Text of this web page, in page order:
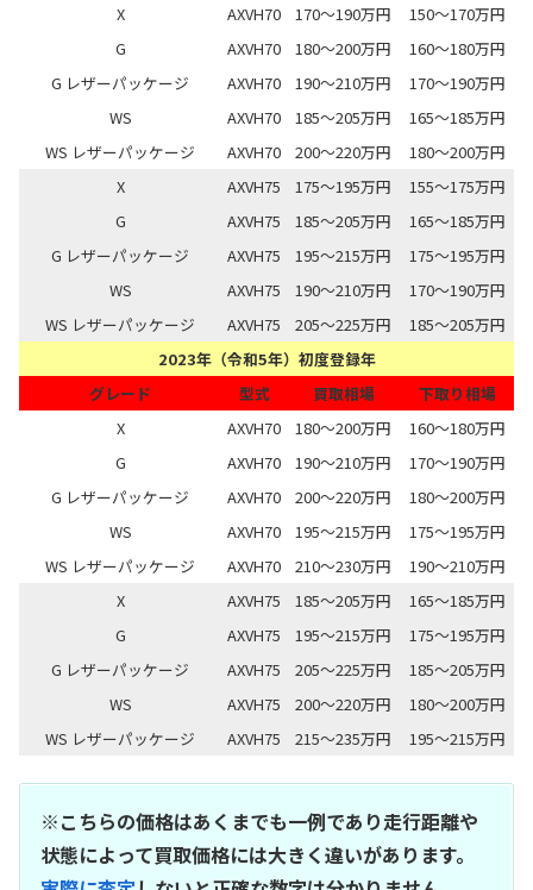
X
AXVH70 170～190万円
150～170万円
G
AXVH70 180～200万円
160～180万円
G レザーパッケージ
AXVH70 190～210万円
170～190万円
WS
AXVH70 185～205万円
165～185万円
WS レザーパッケージ
AXVH70 200～220万円
180～200万円
X
AXVH75 175～195万円
155～175万円
G
AXVH75 185～205万円
165～185万円
G レザーパッケージ
AXVH75 195～215万円
175～195万円
WS
AXVH75 190～210万円
170～190万円
WS レザーパッケージ
AXVH75 205～225万円
185～205万円
2023年（令和5年）初度登録年
グレード
型式 買取相場
下取り相場
X
AXVH70 180～200万円
160～180万円
G
AXVH70 190～210万円
170～190万円
G レザーパッケージ
AXVH70 200～220万円
180～200万円
WS
AXVH70 195～215万円
175～195万円
WS レザーパッケージ
AXVH70 210～230万円
190～210万円
X
AXVH75 185～205万円
165～185万円
G
AXVH75 195～215万円
175～195万円
G レザーパッケージ
AXVH75 205～225万円
185～205万円
WS
AXVH75 200～220万円
180～200万円
WS レザーパッケージ
AXVH75 215～235万円 195～215万円
※こちらの価格はあくまでも一例であり走行距離や
状態によって買取価格には大きく違いがあります。